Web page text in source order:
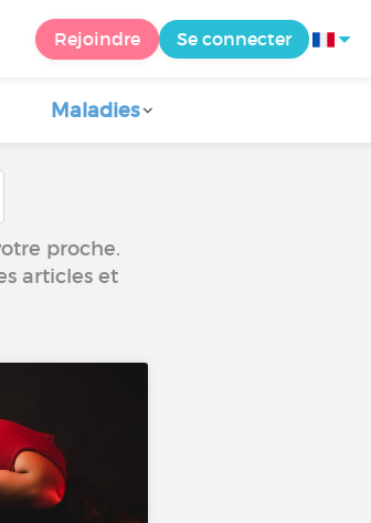
Rejoindre Se connecter
Maladies
proche.
articles et